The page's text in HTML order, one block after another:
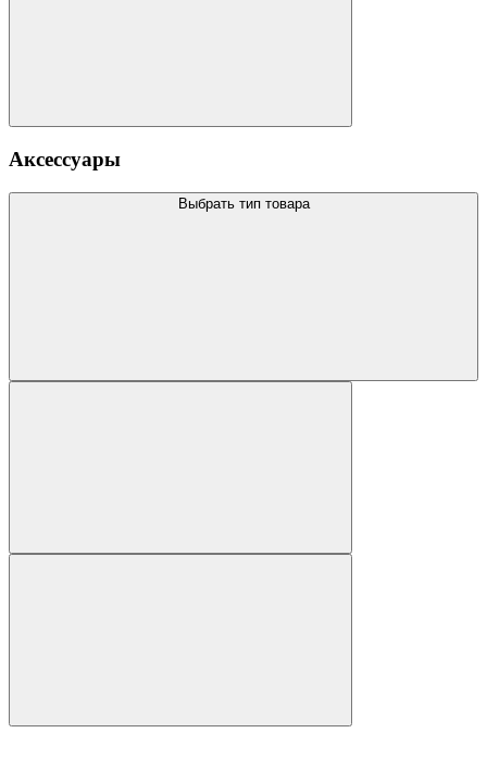
Аксессуары
Выбрать тип товара